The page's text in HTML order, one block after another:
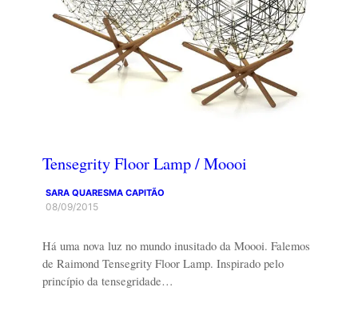
Tensegrity Floor Lamp / Moooi
SARA QUARESMA CAPITÃO
08/09/2015
Há uma nova luz no mundo inusitado da Moooi. Falemos
de Raimond Tensegrity Floor Lamp. Inspirado pelo
princípio da tensegridade…